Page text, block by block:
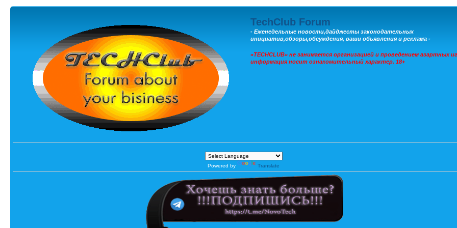
TechClub Forum
- Еженедельные новости,дайджесты законодательных
инициатив,обзоры,обсуждения, ваши объявления и реклама -
«TECHCLUB» не занимается организацией и проведением азартных
информация носит ознакомительный характер. 18+
Powered by Translate